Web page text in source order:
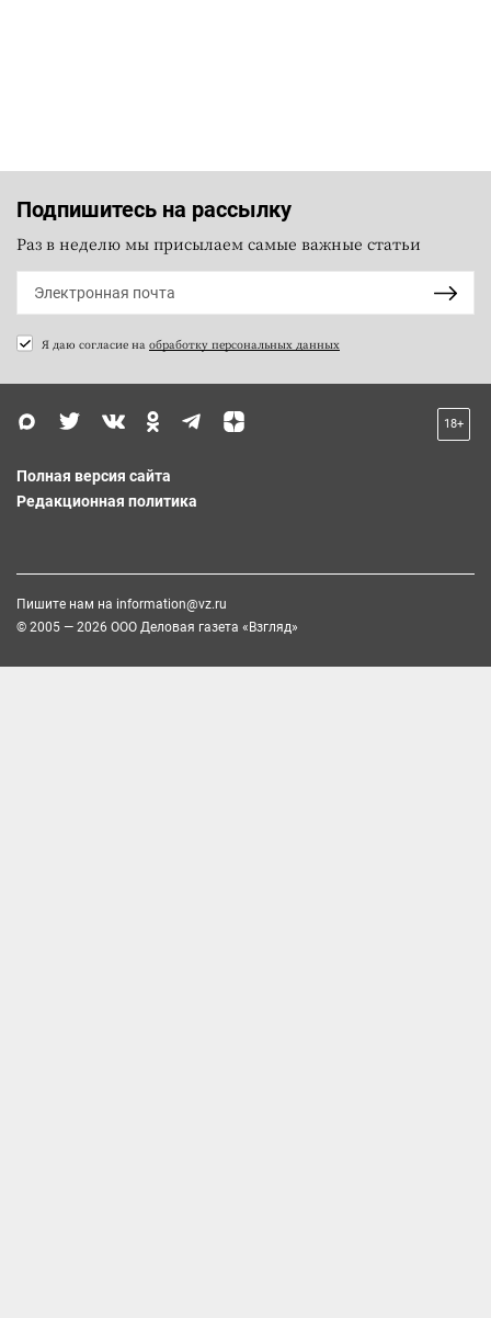
Подпишитесь на рассылку
Раз в неделю мы присылаем самые важные статьи
Я даю согласие на обработку персональных данных
18+
Полная версия сайта
Редакционная политика
Пишите нам на information@vz.ru
© 2005 — 2026 ООО Деловая газета «Взгляд»